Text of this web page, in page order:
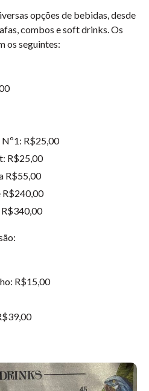
opções de bebidas, desde
combos e soft drinks. Os
os seguintes:
R$25,00
R$25,00
R$55,00
R$240,00
R$15,00